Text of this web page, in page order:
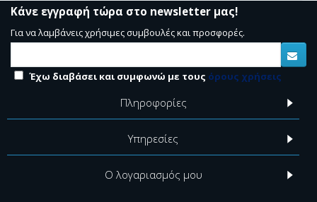
Κάνε εγγραφή τώρα στο newsletter μας!
Για να λαμβάνεις χρήσιμες συμβουλές και προσφορές.
Έχω διαβάσει και συμφωνώ με τους όρους χρήσεις
Πληροφορίες
Υπηρεσίες
Ο λογαριασμός μου